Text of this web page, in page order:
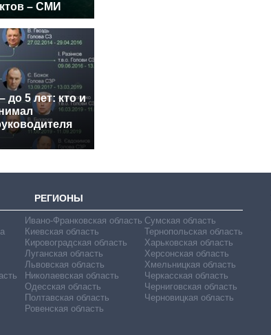
– СМИ
до 5 лет: кто и
РЕГИОНЫ
Ивано-Франковская область
Киевская область
Кировоградская область
Луганская область
Львовская область
Николаевская область
Одесская область
Полтавская область
Ровенская область
Сумская область
Тернопольская область
Харьковская область
Херсонская область
Хмельницкая область
Черкасская область
Черниговская область
Черновицкая область